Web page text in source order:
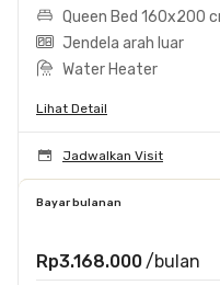
Queen Bed 160x200
Jendela arah luar
Water Heater
Lihat Detail
Jadwalkan Visit
Bayar bulanan
Rp3.168.000 /bulan